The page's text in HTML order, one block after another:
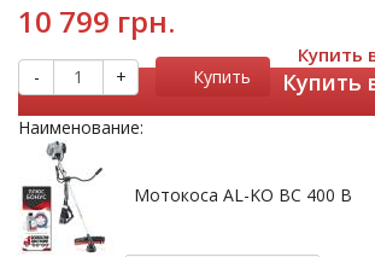
10 799 грн.
- + Купить
Купить
Купить
Наименование:
Мотокоса AL-KO BC 400 B